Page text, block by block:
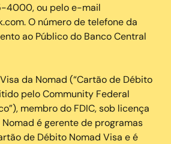
ou pelo e-mail
O número de telefone da
ao Público do Banco Central
da Nomad (“Cartão de Débito
pelo Community Federal
membro do FDIC, sob licença
Nomad é gerente de programas
de Débito Nomad Visa e é